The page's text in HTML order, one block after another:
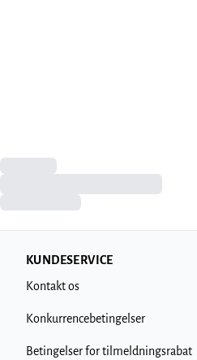
KUNDESERVICE
Kontakt os
Konkurrencebetingelser
Betingelser for tilmeldningsrabat